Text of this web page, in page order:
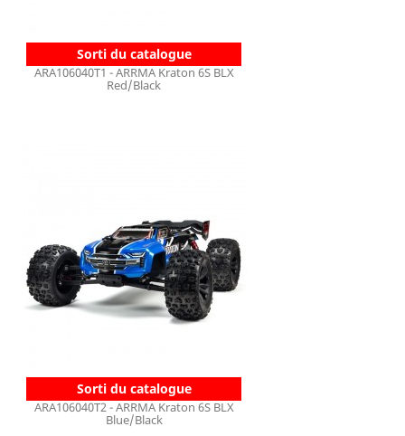
Sorti du catalogue
ARA106040T1 - ARRMA Kraton 6S BLX
Red/Black
Sorti du catalogue
ARA106040T2 - ARRMA Kraton 6S BLX
Blue/Black